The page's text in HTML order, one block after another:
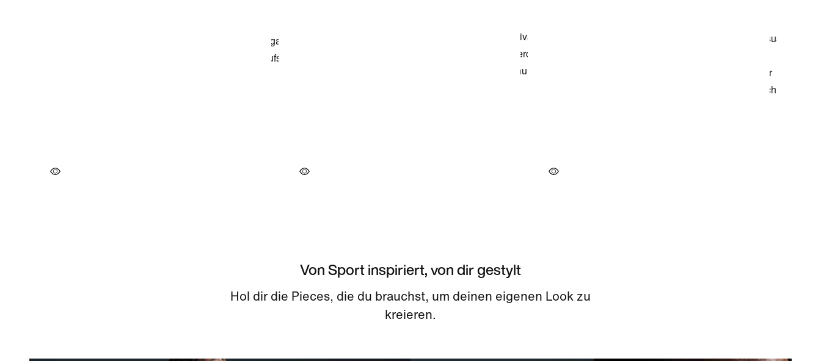
Von Sport inspiriert, von dir gestylt
Hol dir die Pieces, die du brauchst, um deinen eigenen Look zu
kreieren.